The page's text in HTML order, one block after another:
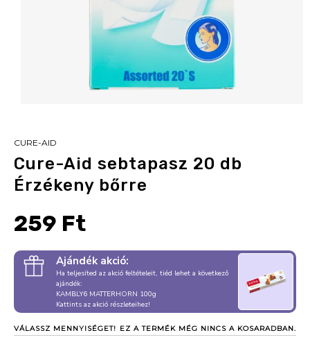
CURE-AID
Cure-Aid sebtapasz 20 db
Érzékeny bőrre
259 Ft
Ajándék akció:
Ha teljesíted az akció feltételeit, tiéd lehet a következő
ajándék:
KAMBLY6 MATTERHORN 100g
Kattints az akció részleteihez!
VÁLASSZ MENNYISÉGET! EZ A TERMÉK MÉG NINCS A KOSARADBAN.